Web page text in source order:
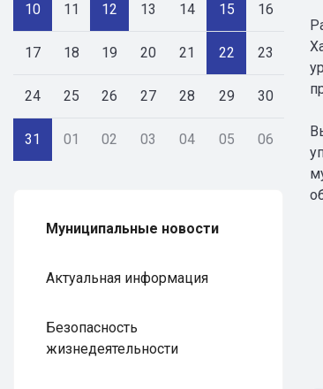
10 11 12 13 14 15 16
17 18 19 20 21 22 23
24 25 26 27 28 29 30
31 01 02 03 04 05 06
Муниципальные новости
Актуальная информация
Безопасность
жизнедеятельности